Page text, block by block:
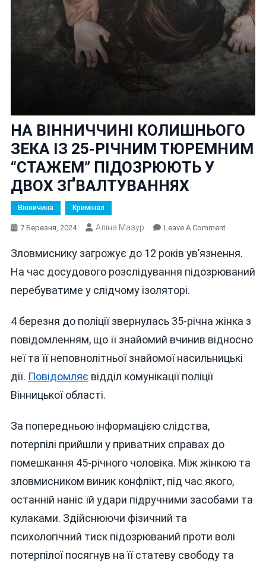
НА ВІННИЧЧИНІ КОЛИШНЬОГО
ЗЕКА ІЗ 25-РІЧНИМ ТЮРЕМНИМ
“СТАЖЕМ” ПІДОЗРЮЮТЬ У
ДВОХ ЗҐВАЛТУВАННЯХ
Вінничина Кримінал
7 Березня, 2024 Аліна Мазур Leave A CommentOn
РІЧНИМ
Зловмиснику загрожує до 12 років ув’язнення.
На час досудового розслідування підозрюваний
перебуватиме у слідчому ізоляторі.
4 березня до поліції звернулась 35-річна жінка з
повідомленням, що її знайомий вчинив відносно
неї та її неповнолітньої знайомої насильницькі
дії. Повідомляє відділ комунікації поліції
Вінницької області.
За попередньою інформацією слідства,
потерпілі прийшли у приватних справах до
помешкання 45-річного чоловіка. Між жінкою та
зловмисником виник конфлікт, під час якого,
останній наніс їй удари підручними засобами та
кулаками. Здійснюючи фізичний та
психологічний тиск підозрюваний проти волі
потерпілої посягнув на її статеву свободу та